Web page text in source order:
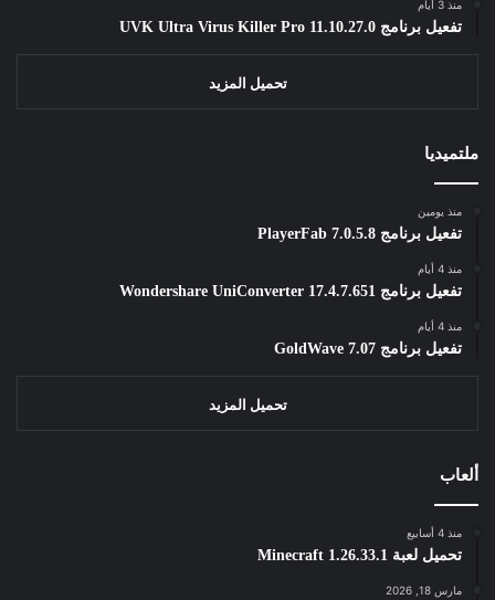
منذ 3 أيام
تفعيل برنامج UVK Ultra Virus Killer Pro 11.10.27.0
تحميل المزيد
ملتميديا
منذ يومين
تفعيل برنامج PlayerFab 7.0.5.8
منذ 4 أيام
تفعيل برنامج Wondershare UniConverter 17.4.7.651
منذ 4 أيام
تفعيل برنامج GoldWave 7.07
تحميل المزيد
ألعاب
منذ 4 أسابيع
تحميل لعبة Minecraft 1.26.33.1
مارس 18, 2026